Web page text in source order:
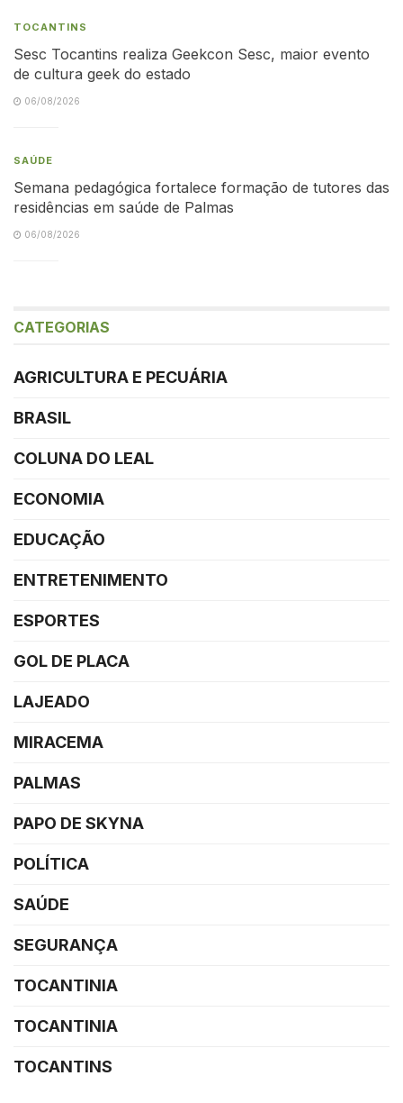
TOCANTINS
Sesc Tocantins realiza Geekcon Sesc, maior evento
de cultura geek do estado
06/08/2026
SAÚDE
Semana pedagógica fortalece formação de tutores das
residências em saúde de Palmas
06/08/2026
CATEGORIAS
AGRICULTURA E PECUÁRIA
BRASIL
COLUNA DO LEAL
ECONOMIA
EDUCAÇÃO
ENTRETENIMENTO
ESPORTES
GOL DE PLACA
LAJEADO
MIRACEMA
PALMAS
PAPO DE SKYNA
POLÍTICA
SAÚDE
SEGURANÇA
TOCANTINIA
TOCANTINIA
TOCANTINS